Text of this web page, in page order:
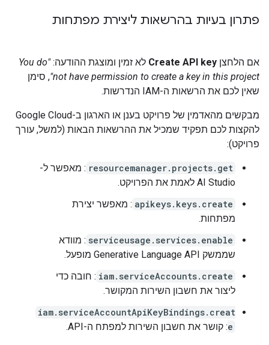
פתרון בעיות בהרשאות ליצירת מפתחות
אם הלחצן Create API key לא זמין ומוצגת ההודעה: "You do
not have permission to create a key in this project" , סימן
שאין לכם את הרשאות ה-IAM הנדרשות.
מבקשים מהאדמין של פרויקט בענן או הארגון ב-Google Cloud
להקצות לכם תפקיד שמכיל את ההרשאות הבאות (למשל, עורך
פרויקט):
resourcemanager.projects.get : מאפשר ל-
AI Studio לאמת את הפרויקט.
apikeys.keys.create : מאפשר יצירת
מפתחות.
serviceusage.services.enable : מוודא
שממשק Generative Language API מופעל.
iam.serviceAccounts.create : חובה כדי
ליצור את חשבון השירות המקושר.
iam.serviceAccountApiKeyBindings.creat
e: קושר את חשבון השירות למפתח ה-API.